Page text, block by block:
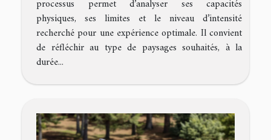
processus permet d’analyser ses capacités
physiques, ses limites et le niveau d’intensité
recherché pour une expérience optimale. Il convient
de réfléchir au type de paysages souhaités, à la
durée...